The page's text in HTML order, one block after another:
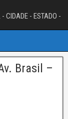
CIDADE - ESTADO -
Brasil –